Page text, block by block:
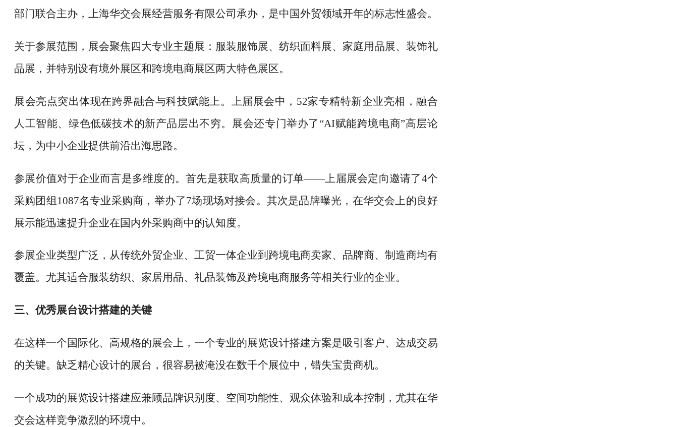
部门联合主办，上海华交会展经营服务有限公司承办，是中国外贸领域开年的标志性盛会。
关于参展范围，展会聚焦四大专业主题展：服装服饰展、纺织面料展、家庭用品展、装饰礼
品展，并特别设有境外展区和跨境电商展区两大特色展区。
展会亮点突出体现在跨界融合与科技赋能上。上届展会中， 52家专精特新企业亮相，融合
人工智能、绿色低碳技术的新产品层出不穷。展会还专门举办了“AI赋能跨境电商”高层论
坛，为中小企业提供前沿出海思路。
参展价值对于企业而言是多维度的。首先是获取高质量的订单——上届展会定向邀请了4个
采购团组1087名专业采购商，举办了7场现场对接会。其次是品牌曝光，在华交会上的良好
展示能迅速提升企业在国内外采购商中的认知度。
参展企业类型广泛，从传统外贸企业、工贸一体企业到跨境电商卖家、品牌商、制造商均有
覆盖。尤其适合服装纺织、家居用品、礼品装饰及跨境电商服务等相关行业的企业。
三、优秀展台设计搭建的关键
在这样一个国际化、高规格的展会上，一个专业的展览设计搭建方案是吸引客户、达成交易
的关键。缺乏精心设计的展台，很容易被淹没在数千个展位中，错失宝贵商机。
一个成功的展览设计搭建应兼顾品牌识别度、空间功能性、观众体验和成本控制，尤其在华
交会这样竞争激烈的环境中。